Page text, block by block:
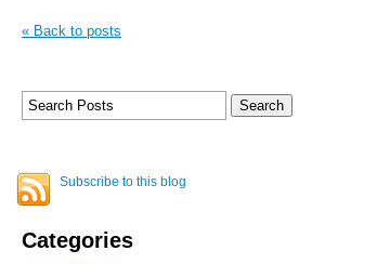
« Back to posts
Subscribe to this blog
Categories